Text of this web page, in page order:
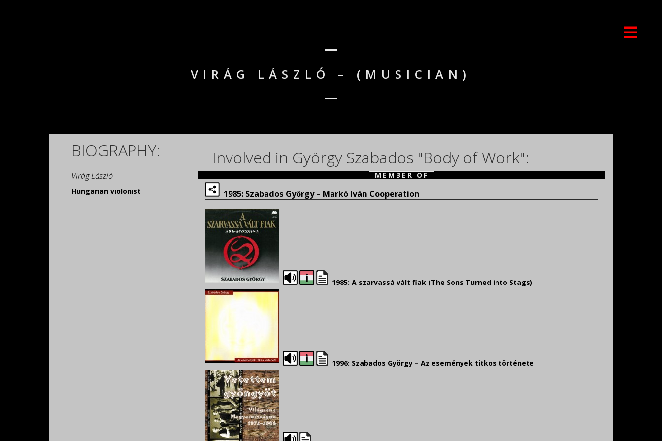
VIRÁG LÁSZLÓ – (MUSICIAN)
BIOGRAPHY:
Virág László
Hungarian violonist
Involved in György Szabados "Body of Work":
MEMBER OF
1985: Szabados György – Markó Iván Cooperation
1985: A szarvassá vált fiak (The Sons Turned into Stags)
1996: Szabados György – Az események titkos története